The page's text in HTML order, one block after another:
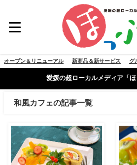
オープン＆リニューアル 新商品＆新サービス グ
愛媛の超ローカルメディア「
和風カフェの記事一覧